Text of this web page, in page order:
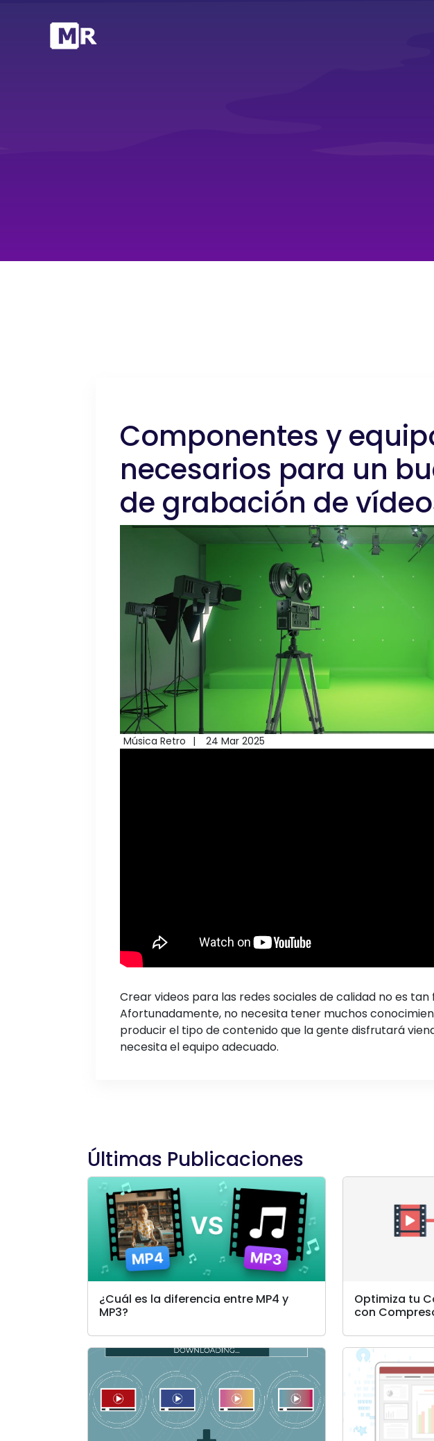
Componentes y
necesarios para un
de grabación de
Música Retro 24 Mar 2025
Crear videos para las redes sociales de calidad no es
Afortunadamente, no necesita tener muchos
producir el tipo de contenido que la gente disfrutará
necesita el equipo adecuado.
Últimas Publicaciones
¿Cuál es la diferencia entre MP4 y
MP3?
Optimiza tu
con